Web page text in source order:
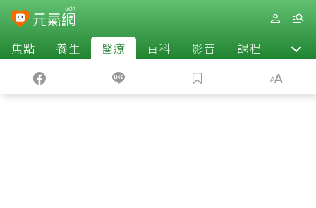
焦點 養生 醫療 百科 影音 課程 退休